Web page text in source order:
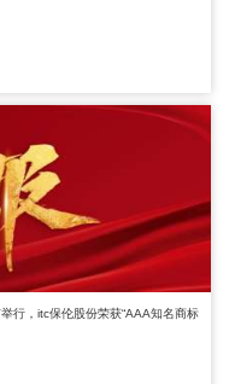
行，itc保伦股份荣获“AAA知名商标